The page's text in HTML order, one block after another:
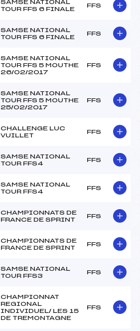
SAMSE NATIONAL
TOUR FFS 6 FINALE
FFS
SAMSE NATIONAL
TOUR FFS 6 FINALE
FFS
SAMSE NATIONAL
TOUR FFS 5 MOUTHE
26/02/2017
FFS
SAMSE NATIONAL
TOUR FFS 5 MOUTHE
25/02/2017
FFS
CHALLENGE LUC
VUILLET
FFS
SAMSE NATIONAL
TOUR FFS4
FFS
SAMSE NATIONAL
TOUR FFS4
FFS
CHAMPIONNATS DE
FRANCE DE SPRINT
FFS
CHAMPIONNATS DE
FRANCE DE SPRINT
FFS
SAMSE NATIONAL
TOUR FFS3
FFS
CHAMPIONNAT
REGIONAL
INDIVIDUEL/ LES 15
DE TREMONTAGNE
FFS